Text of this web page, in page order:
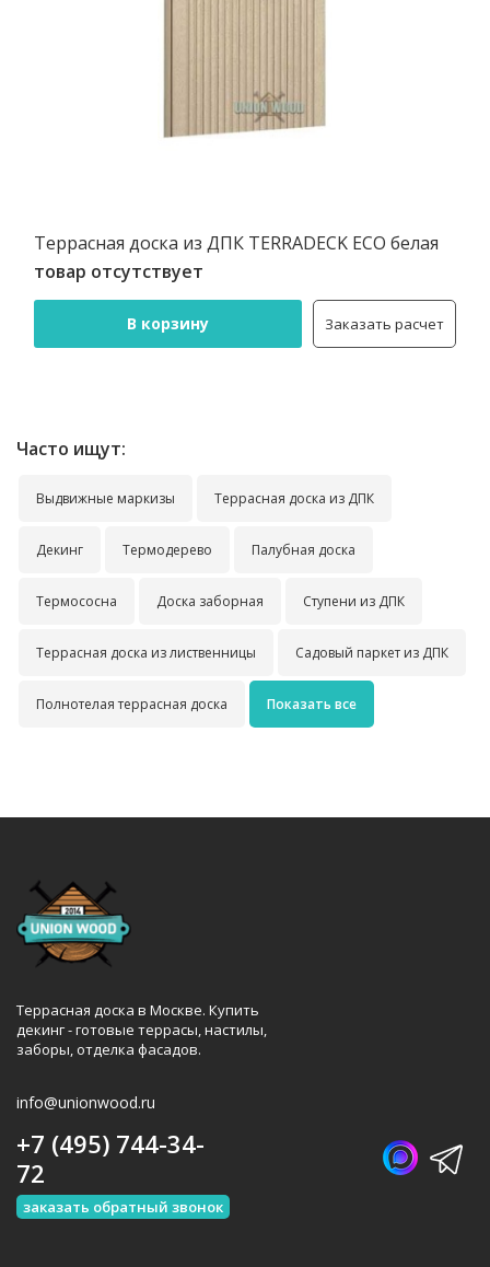
Террасная доска из ДПК TERRADECK ECO белая
товар отсутствует
В корзину Заказать расчет
Часто ищут:
Выдвижные маркизы Террасная доска из ДПК
Декинг Термодерево Палубная доска
Термососна Доска заборная Ступени из ДПК
Террасная доска из лиственницы Садовый паркет из ДПК
Полнотелая террасная доска Показать все
Террасная доска в Москве. Купить
декинг - готовые террасы, настилы,
заборы, отделка фасадов.
info@unionwood.ru
+7 (495) 744-34-
72
заказать обратный звонок